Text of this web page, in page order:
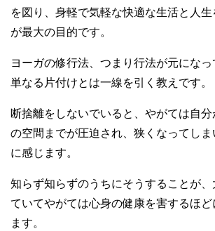
を図り、身軽で気軽な快適な生活と人
が最大の目的です。
ヨーガの修行法、つまり行法が元になっ
単なる片付けとは一線を引く教えです。
断捨離をしないでいると、やがては自
の空間までが圧迫され、狭くなってし
に感じます。
知らず知らずのうちにそうすることが
ていてやがては心身の健康を害するほど
ます。